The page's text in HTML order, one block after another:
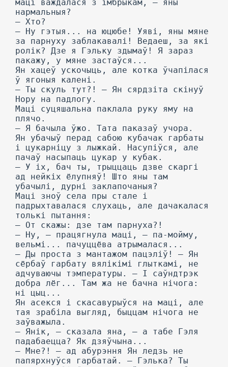
маці важдалася з імбрыкам, — яны
нармальныя?
— Хто?
— Ну гэтыя... на юцюбе! Уяві, яны мяне
за парнуху заблакавалі! Ведаеш, за які
ролік? Дзе я Гэльку здымаў! Я зараз
пакажу, у мяне застаўся...
Ян хацеў ускочыць, але котка ўчапілася
ў ягоныя калені.
— Ты скуль тут?! — Ян сярдзіта скінуў
Нору на падлогу.
Маці суцяшальна паклала руку яму на
плячо.
— Я бачыла ўжо. Тата паказаў учора.
Ян убачыў перад сабою кубачак гарбаты
і цукарніцу з лыжкай. Насупіўся, але
пачаў насыпаць цукар у кубак.
— У іх, бач ты, трыццаць дзве скаргі
ад нейкіх ёлупняў! Што яны там
убачылі, дурні заклапочаныя?
Маці зноў села пры стале і
падрыхтавалася слухаць, але дачакалася
толькі пытання:
— От скажы: дзе там парнуха?!
— Ну, — працягнула маці, — па-мойму,
вельмі... пачуццёва атрымалася...
— Ды проста з мантажом пацэліў! — Ян
сёрбаў гарбату вялікімі глыткамі, не
адчуваючы тэмпературы. — I саўндтрэк
добра лёг... Там жа не бачна нічога:
ні цыц...
Ян асекся і скасавурыўся на маці, але
тая зрабіла выгляд, быццам нічога не
заўважыла.
— Янік, — сказала яна, — а табе Гэля
падабаецца? Як дзяўчына...
— Мне?! — ад абурэння Ян ледзь не
папярхнуўся гарбатай. — Гэлька? Ты